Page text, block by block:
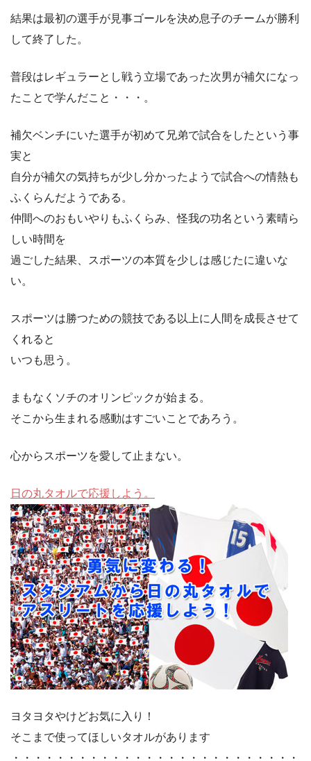
結果は最初の選手が見事ゴールを決め息子のチームが勝利
して終了した。
普段はレギュラーとし戦う立場であった次男が補欠になっ
たことで学んだこと・・・。
補欠ベンチにいた選手が初めて兄弟で試合をしたという事
実と
自分が補欠の気持ちが少し分かったようで試合への情熱も
ふくらんだようである。
仲間へのおもいやりもふくらみ、怪我の功名という素晴ら
しい時間を
過ごした結果、スポーツの本質を少しは感じたに違いな
い。
スポーツは勝つための競技である以上に人間を成長させて
くれると
いつも思う。
まもなくソチのオリンピックが始まる。
そこから生まれる感動はすごいことであろう。
心からスポーツを愛して止まない。
日の丸タオルで応援しよう。
ヨタヨタやけどお気に入り！
そこまで使ってほしいタオルがあります
・・・・・・・・・・・・・・・・・・・・・・・・・・